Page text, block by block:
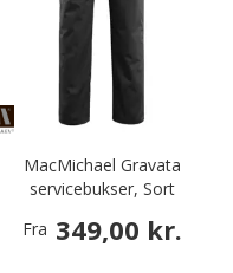
MacMichael Gravata
servicebukser, Sort
Fra 349,00 kr.